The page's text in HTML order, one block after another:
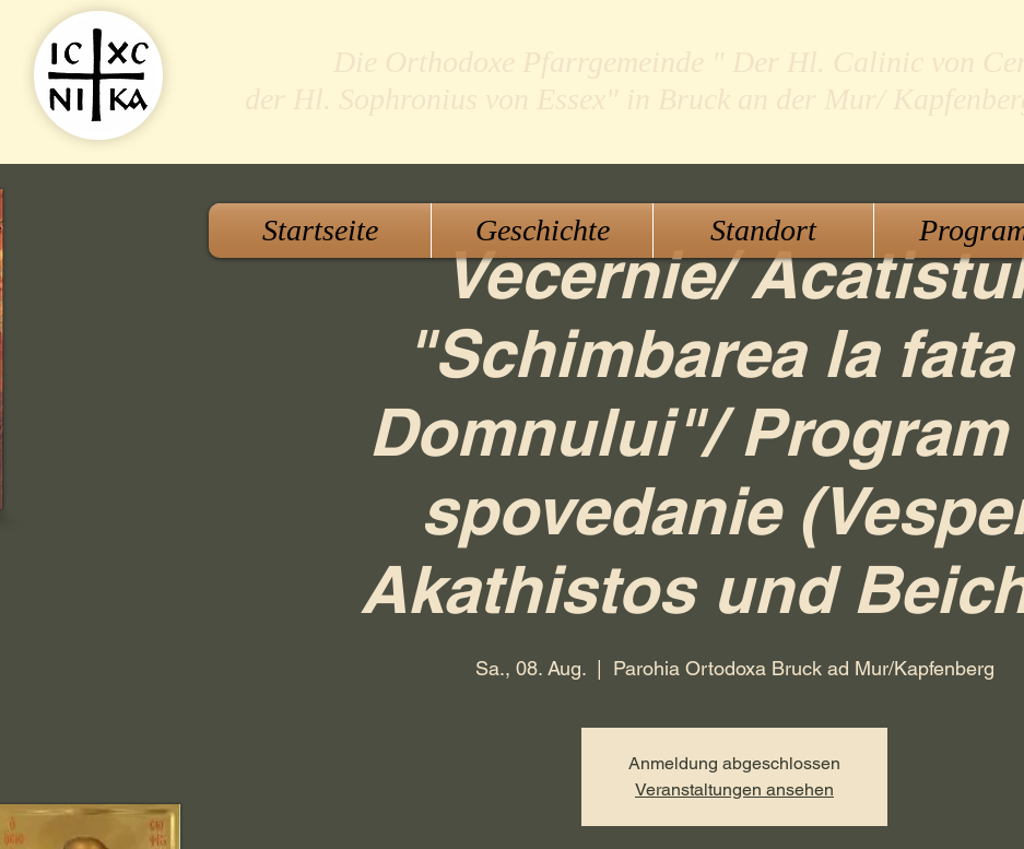
Vecernie/
"Schimbarea la
Domnului"/ Program
spovedanie
Akathistos und
Sa., 08. Aug.
  |
Parohia Ortodoxa Bruck ad Mur/Kapfenberg
Anmeldung abgeschlossen
Veranstaltungen ansehen
Startseite Geschichte Standort